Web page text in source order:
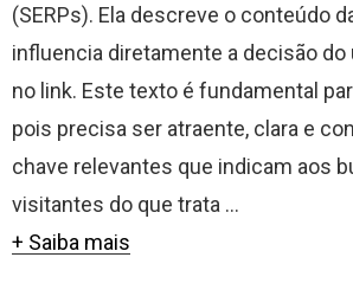
(SERPs). Ela descreve o conteúdo
influencia diretamente a decisão
no link. Este texto é fundamental
pois precisa ser atraente, clara e
chave relevantes que indicam aos
visitantes do que trata ...
+ Saiba mais